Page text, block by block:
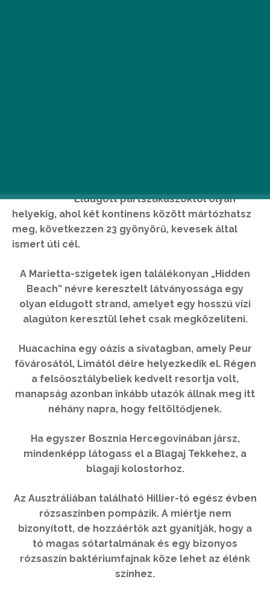
Eldugott partszakaszoktól olyan
helyekig, ahol két kontinens között mártózhatsz
meg, következzen 23 gyönyörű, kevesek által
ismert úti cél.
A Marietta-szigetek igen találékonyan „Hidden
Beach” névre keresztelt látványossága egy
olyan eldugott strand, amelyet egy hosszú vízi
alagúton keresztül lehet csak megközelíteni.
Huacachina egy oázis a sivatagban, amely Peur
fővárosától, Limától délre helyezkedik el. Régen
a felsőosztálybeliek kedvelt resortja volt,
manapság azonban inkább utazók állnak meg itt
néhány napra, hogy feltöltődjenek.
Ha egyszer Bosznia Hercegovinában jársz,
mindenképp látogass el a Blagaj Tekkehez, a
blagaji kolostorhoz.
Az Ausztráliában található Hillier-tó egész évben
rózsaszínben pompázik. A miértje nem
bizonyított, de hozzáértők azt gyanítják, hogy a
tó magas sótartalmának és egy bizonyos
rózsaszín baktériumfajnak köze lehet az élénk
színhez.